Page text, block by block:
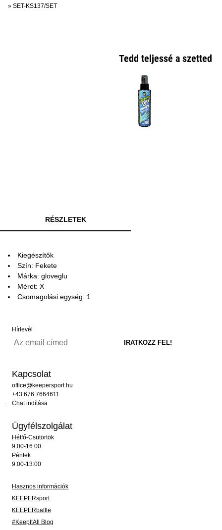
» SET-KS137/SET
Tedd teljessé a szetted
RÉSZLETEK
Kiegészítők
Szín: Fekete
Márka: gloveglu
Méret: X
Csomagolási egység: 1
Hírlevél
Kapcsolat
office@keepersport.hu
+43 676 7664611
Chat indítása
Ügyfélszolgálat
Hétfő-Csütörtök
9:00-16:00
Péntek
9:00-13:00
Hasznos információk
KEEPERsport
KEEPERbattle
#KeepItAll Blog